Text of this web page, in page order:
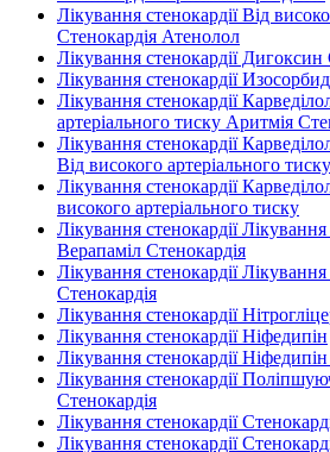
Лікування стенокардії Від
Стенокардія Атенолол
Лікування стенокардії Дигоксин
Лікування стенокардії
Лікування стенокардії
артеріального тиску Аритмія
Лікування стенокардії
Від високого артеріального тиску
Лікування стенокардії
високого артеріального тиску
Лікування стенокардії Лікування
Верапаміл Стенокардія
Лікування стенокардії Лікування
Стенокардія
Лікування стенокардії
Лікування стенокардії Ніфедипін
Лікування стенокардії
Лікування стенокардії
Стенокардія
Лікування стенокардії
Лікування стенокардії